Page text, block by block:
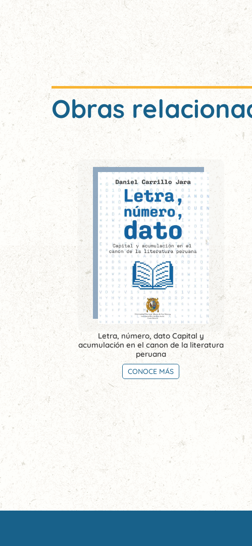
Obras
Letra, número, dato Capital y
acumulación en el canon de la literatura
peruana
CONOCE MÁS